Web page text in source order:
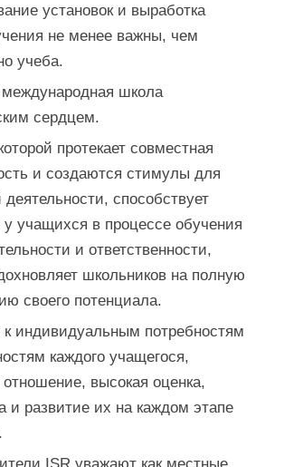
установок и выработка
не менее важны, чем
учеба.
международная школа
сердцем.
протекает совместная
и создаются стимулы для
способствует
учащихся в процессе обучения
и ответственности,
школьников на полную
своего потенциала.
индивидуальным потребностям
каждого учащегося,
высокая оценка,
и развитие их на каждом этапе